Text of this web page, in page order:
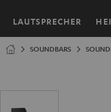
LAUTSPRECHER
Startseite
SOUNDBARS